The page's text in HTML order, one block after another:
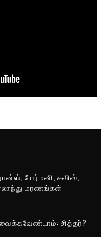
யேர்மனி, சுவிஸ்,
மரணங்கள்
சித்தர்?